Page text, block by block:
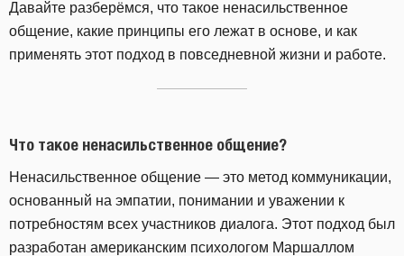
Давайте разберёмся, что такое ненасильственное
общение, какие принципы его лежат в основе, и как
применять этот подход в повседневной жизни и работе.
Что такое ненасильственное общение?
Ненасильственное общение — это метод коммуникации,
основанный на эмпатии, понимании и уважении к
потребностям всех участников диалога. Этот подход был
разработан американским психологом Маршаллом